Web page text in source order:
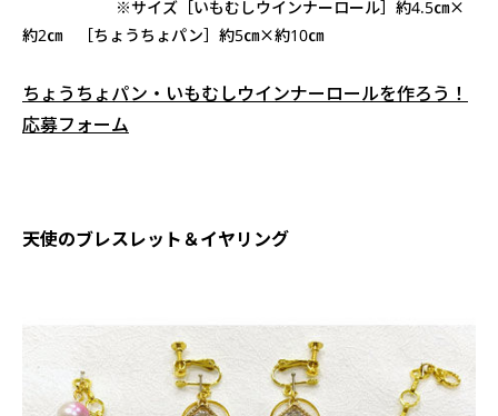
※サイズ［いもむしウインナーロール］約4.5㎝×
約2㎝ ［ちょうちょパン］約5㎝×約10㎝
ちょうちょパン・いもむしウインナーロールを作ろう！
応募フォーム
天使のブレスレット＆イヤリング